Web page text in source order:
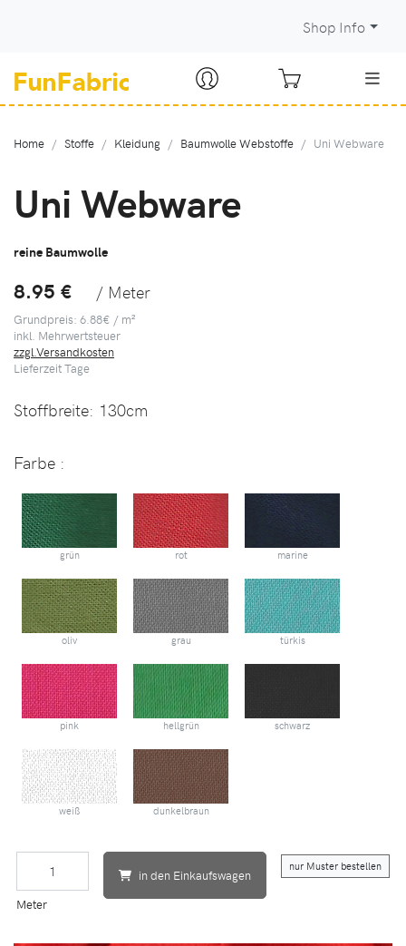
Shop Info
Home Stoffe Kleidung Baumwolle Webstoffe Uni Webware
Uni Webware
reine Baumwolle
8.95 € / Meter
Grundpreis: 6.88€ / m²
inkl. Mehrwertsteuer
zzgl.Versandkosten
LieferzeitTage
Stoffbreite: 130cm
Farbe :
grün rot marine
oliv grau türkis
pink hellgrün schwarz
weiß dunkelbraun
Meter
in den Einkaufswagen
nur Muster bestellen